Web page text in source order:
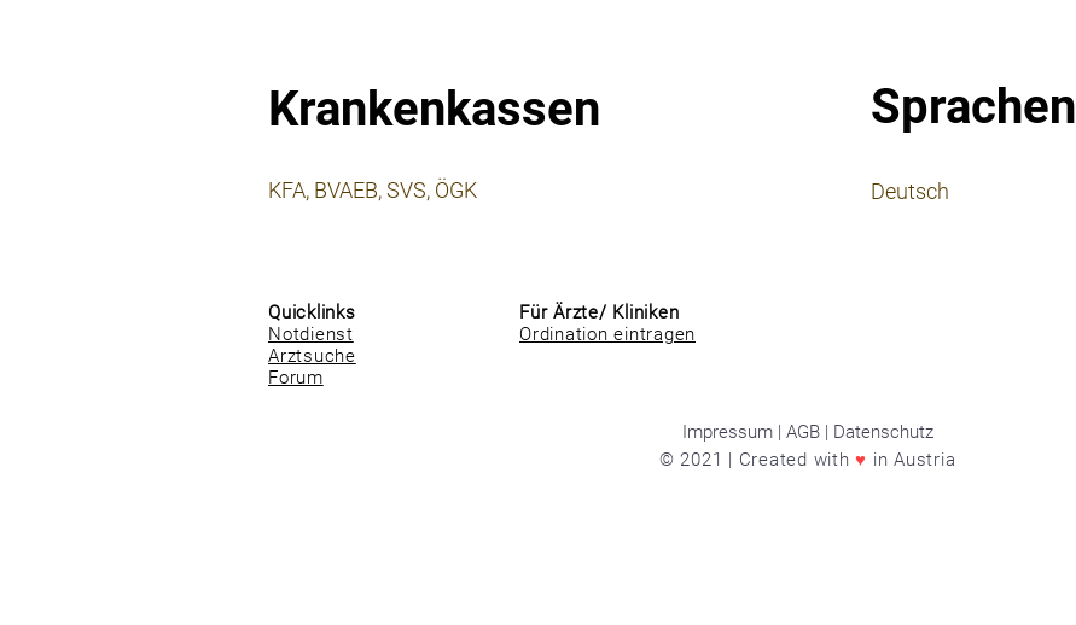
Krankenkassen
KFA, BVAEB, SVS, ÖGK
Sprachen
Deutsch
Quicklinks
Notdienst
Arztsuche
Forum
Für Ärzte/ Kliniken
Ordination eintragen
Impressum | AGB | Datenschutz
© 2021 | Created with♥ in Austria